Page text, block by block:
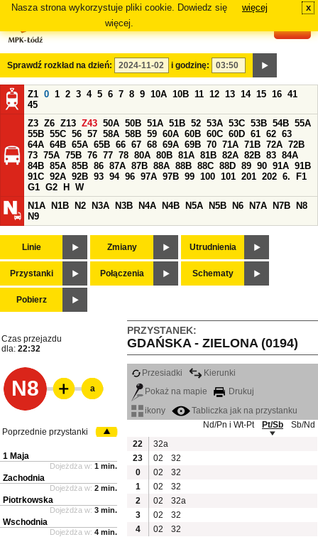
Nasza strona wykorzystuje pliki cookie. Dowiedz się
więcej.
więcej x
Sprawdź rozkład na dzień: i godzinę:
Z1 0 1 2 3 4 5 6 7 8 9 10A 10B 11 12 13 14 15 16 41
45
Z3 Z6 Z13 Z43 50A 50B 51A 51B 52 53A 53C 53B 54B 55A
55B 55C 56 57 58A 58B 59 60A 60B 60C 60D 61 62 63
64A 64B 65A 65B 66 67 68 69A 69B 70 71A 71B 72A 72B
73 75A 75B 76 77 78 80A 80B 81A 81B 82A 82B 83 84A
84B 85A 85B 86 87A 87B 88A 88B 88C 88D 89 90 91A 91B
91C 92A 92B 93 94 96 97A 97B 99 100 101 201 202 6.
F1
G1 G2 H
W
N1A
N1B N2 N3A N3B N4A N4B N5A N5B N6 N7A N7B
N8
N9
Linie Zmiany Utrudnienia
Przystanki Połączenia Schematy
Pobierz
PRZYSTANEK:
GDAŃSKA - ZIELONA (0194)
Czas przejazdu
dla: 22:32
N8
Przesiadki
Kierunki
Pokaż na mapie
Drukuj
ikony
Tabliczka jak na przystanku
Nd/Pn i Wt-Pt
Pt/Sb
Sb/Nd
22
32a
23
02
32
0
02
32
1
02
32
2
02
32a
3
02
32
4
02 32
a
Poprzednie przystanki
1 Maja
Dojeżdża w: 1 min.
Zachodnia
Dojeżdża w: 2 min.
Piotrkowska
Dojeżdża w: 3 min.
Wschodnia
Dojeżdża w: 4 min.